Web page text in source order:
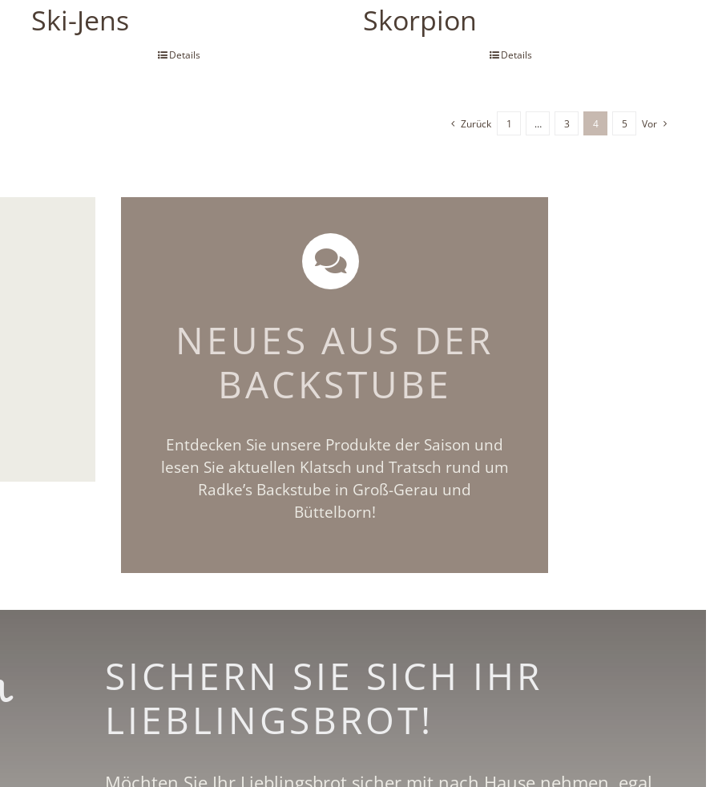
Ski-Jens
Details
Skorpion
Details
Zurück 1 … 3 4 5 Vor
NEUES AUS DER
BACKSTUBE
Entdecken Sie unsere Produkte der Saison und
lesen Sie aktuellen Klatsch und Tratsch rund um
Radke’s Backstube in Groß-Gerau und
Büttelborn!
SICHERN SIE SICH IHR
LIEBLINGS­BROT!